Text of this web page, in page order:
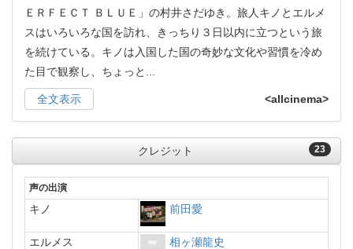
ＥＲＦＥＣＴ ＢＬＵＥ」の村井さだゆき。旅人キノとエルメ
スはいろいろな国を訪れ、きっちり３日以内に立つという旅
を続けている。キノは入国した国の奇妙な文化や習慣を冷め
た目で観察し、ちょっと
全文表示 <allcinema>
23
クレジット
声の出演
キノ 前田愛
エルメス 相ヶ瀬龍史